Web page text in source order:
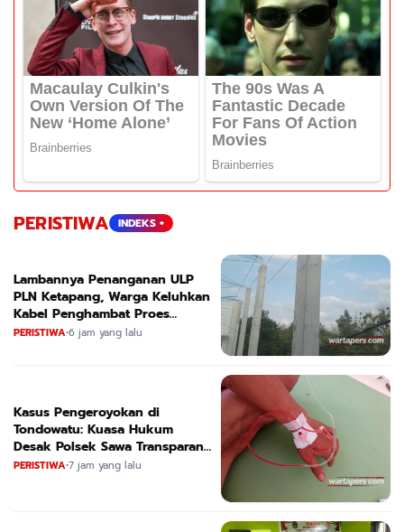
PERISTIWA INDEKS +
Lambannya Penanganan ULP
PLN Ketapang, Warga Keluhkan
Kabel Penghambat Proes
Bangunan
PERISTIWA•6 jam yang lalu
Kasus Pengeroyokan di
Tondowatu: Kuasa Hukum
Desak Polsek Sawa Transparan
dan Segera Tetapkan Tersangka
PERISTIWA•7 jam yang lalu